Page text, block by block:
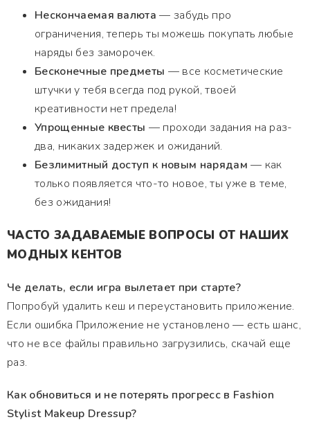
Нескончаемая валюта — забудь про
ограничения, теперь ты можешь покупать любые
наряды без заморочек.
Бесконечные предметы — все косметические
штучки у тебя всегда под рукой, твоей
креативности нет предела!
Упрощенные квесты — проходи задания на раз-
два, никаких задержек и ожиданий.
Безлимитный доступ к новым нарядам — как
только появляется что-то новое, ты уже в теме,
без ожидания!
ЧАСТО ЗАДАВАЕМЫЕ ВОПРОСЫ ОТ НАШИХ
МОДНЫХ КЕНТОВ
Че делать, если игра вылетает при старте?
Попробуй удалить кеш и переустановить приложение.
Если ошибка Приложение не установлено — есть шанс,
что не все файлы правильно загрузились, скачай еще
раз.
Как обновиться и не потерять прогресс в Fashion
Stylist Makeup Dressup?